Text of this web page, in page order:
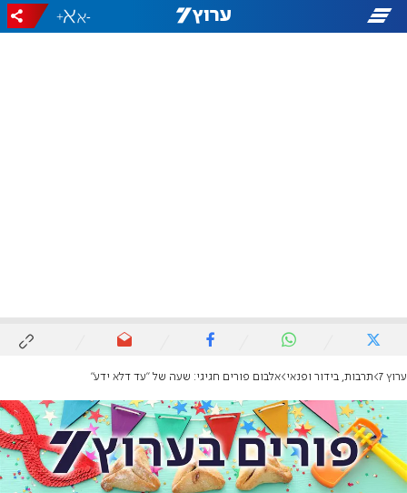
-
+
ערוץ 7 תרבות, בידור ופנאי אלבום פורים חגיגי: שעה של "עד דלא ידע"